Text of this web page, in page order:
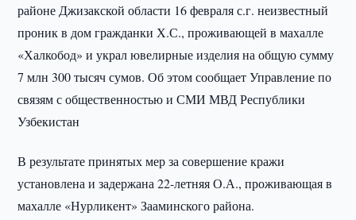
районе Джизакской области 16 февраля с.г. неизвестный
проник в дом гражданки Х.С., проживающей в махалле
«Халкобод» и украл ювелирные изделия на общую сумму
7 млн 300 тысяч сумов. Об этом сообщает Управление по
связям с общественностью и СМИ МВД Республики
Узбекистан
В результате принятых мер за совершение кражи
установлена и задержана 22-летняя О.А., проживающая в
махалле «Нурликент» Зааминского района.